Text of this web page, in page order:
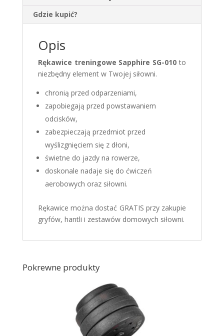
Gdzie kupić?
Opis
Rękawice treningowe Sapphire SG-010 to
niezbędny element w Twojej siłowni.
chronią przed odparzeniami,
zapobiegają przed powstawaniem
odcisków,
zabezpieczają przedmiot przed
wyślizgnięciem się z dłoni,
świetne do jazdy na rowerze,
doskonale nadaje się do ćwiczeń
aerobowych oraz siłowni.
Rękawice można dostać GRATIS przy zakupie
gryfów, hantli i zestawów domowych siłowni.
Pokrewne produkty